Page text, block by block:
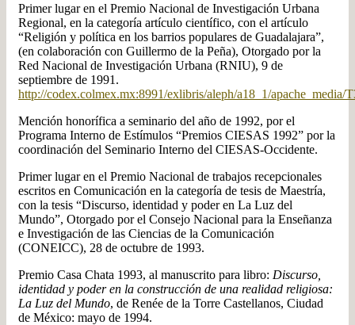
Primer lugar en el Premio Nacional de Investigación Urbana
Regional, en la categoría artículo científico, con el artículo
“Religión y política en los barrios populares de Guadalajara”,
(en colaboración con Guillermo de la Peña), Otorgado por la
Red Nacional de Investigación Urbana (RNIU), 9 de
septiembre de 1991.
http://codex.colmex.mx:8991/exlibris/aleph/a18_1/
Mención honorífica a seminario del año de 1992, por el
Programa Interno de Estímulos “Premios CIESAS 1992” por la
coordinación del Seminario Interno del CIESAS-Occidente.
Primer lugar en el Premio Nacional de trabajos recepcionales
escritos en Comunicación en la categoría de tesis de Maestría,
con la tesis “Discurso, identidad y poder en La Luz del
Mundo”, Otorgado por el Consejo Nacional para la Enseñanza
e Investigación de las Ciencias de la Comunicación
(CONEICC), 28 de octubre de 1993.
Premio Casa Chata 1993, al manuscrito para libro: Discurso,
identidad y poder en la construcción de una realidad religiosa:
La Luz del Mundo, de Renée de la Torre Castellanos, Ciudad
de México: mayo de 1994.